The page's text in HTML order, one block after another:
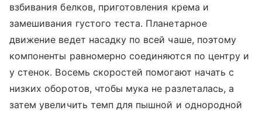
взбивания белков, приготовления крема и
замешивания густого теста. Планетарное
движение ведет насадку по всей чаше, поэтому
компоненты равномерно соединяются по центру и
у стенок. Восемь скоростей помогают начать с
низких оборотов, чтобы мука не разлеталась, а
затем увеличить темп для пышной и однородной